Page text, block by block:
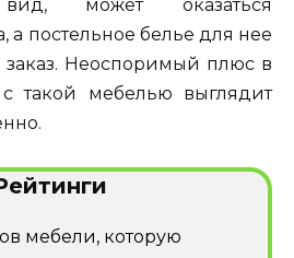
может оказаться
а постельное белье для нее
Неоспоримый плюс в
такой мебелью выглядит
мебели, которую